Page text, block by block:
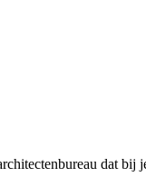
dat bij